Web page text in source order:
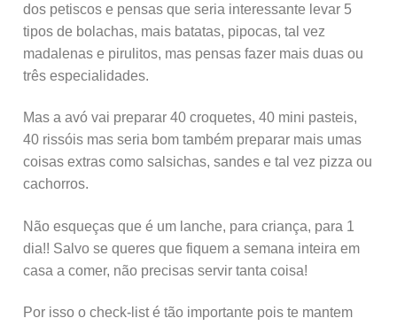
dos petiscos e pensas que seria interessante levar 5
tipos de bolachas, mais batatas, pipocas, tal vez
madalenas e pirulitos, mas pensas fazer mais duas ou
três especialidades.
Mas a avó vai preparar 40 croquetes, 40 mini pasteis,
40 rissóis mas seria bom também preparar mais umas
coisas extras como salsichas, sandes e tal vez pizza ou
cachorros.
Não esqueças que é um lanche, para criança, para 1
dia!! Salvo se queres que fiquem a semana inteira em
casa a comer, não precisas servir tanta coisa!
Por isso o check-list é tão importante pois te mantem